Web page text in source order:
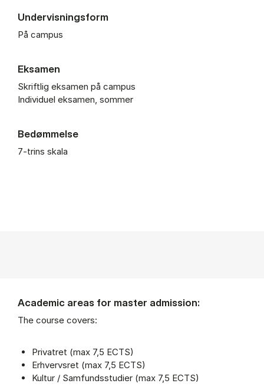
Undervisningsform
På campus
Eksamen
Skriftlig eksamen på campus
Individuel eksamen, sommer
Bedømmelse
7-trins skala
Academic areas for master admission:
The course covers:
Privatret (max 7,5 ECTS)
Erhvervsret (max 7,5 ECTS)
Kultur / Samfundsstudier (max 7,5 ECTS)